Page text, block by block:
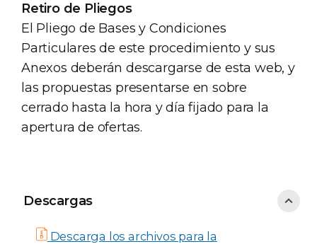
Retiro de Pliegos
El Pliego de Bases y Condiciones
Particulares de este procedimiento y sus
Anexos deberán descargarse de esta web, y
las propuestas presentarse en sobre
cerrado hasta la hora y día fijado para la
apertura de ofertas.
Descargas
Descargas
Descarga los archivos para la